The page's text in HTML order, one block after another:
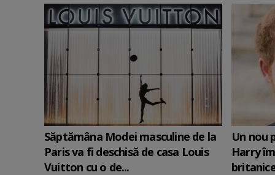
Săptămâna Modei masculine de la
Paris va fi deschisă de casa Louis
Vuitton cu o de...
Un nou
Harry